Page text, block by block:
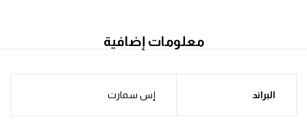
معلومات إضافية
البراند إس سمارت